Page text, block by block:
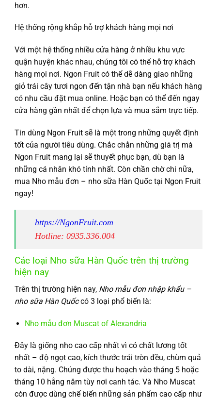
hơn.
Hệ thống rộng khắp hỗ trợ khách hàng mọi nơi
Với một hệ thống nhiều cửa hàng ở nhiều khu vực
quận huyện khác nhau, chúng tôi có thể hỗ trợ khách
hàng mọi nơi. Ngon Fruit có thể dễ dàng giao những
giỏ trái cây tươi ngon đến tận nhà bạn nếu khách hàng
có nhu cầu đặt mua online. Hoặc bạn có thể đến ngay
cửa hàng gần nhất để chọn lựa và mua sắm trực tiếp.
Tin dùng Ngon Fruit sẽ là một trong những quyết định
tốt của người tiêu dùng. Chắc chắn những giá trị mà
Ngon Fruit mang lại sẽ thuyết phục bạn, dù bạn là
những cá nhân khó tính nhất. Còn chần chờ chi nữa,
mua Nho mẫu đơn – nho sữa Hàn Quốc tại Ngon Fruit
ngay!
https://NgonFruit.com
Hotline: 0935.336.004
Các loại Nho sữa Hàn Quốc trên thị trường
hiện nay
Trên thị trường hiện nay, Nho mẫu đơn nhập khẩu –
nho sữa Hàn Quốccó 3 loại phổ biến là:
Nho mẫu đơn Muscat of Alexandria
Đây là giống nho cao cấp nhất vì có chất lương tốt
nhất – độ ngọt cao, kích thước trái tròn đều, chùm quả
to dài, nặng. Chúng được thu hoạch vào tháng 5 hoặc
tháng 10 hằng năm tùy nơi canh tác. Và Nho Muscat
còn được dùng chế biến những sản phẩm cao cấp như